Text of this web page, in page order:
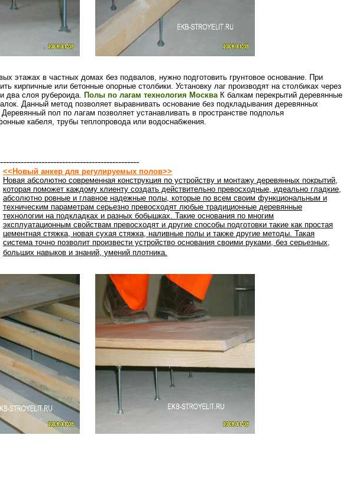
этажах в частных домах без подвалов, нужно подготовить грунтовое основание. При
кирпичные или бетонные опорные столбики. Установку лаг производят на столбиках через
два слоя рубероида. Полы по лагам технология МоскваК балкам перекрытий деревянные
Данный метод позволяет выравнивать основание без подкладывания деревянных
пол по лагам позволяет устанавливать в пространстве подполья
кабеля, трубы теплопровода или водоснабжения.
<<Новый анкер для регулируемых полов>>
Новая абсолютно современная конструкция по устройству и монтажу деревянных покрытий,
которая поможет каждому клиенту создать действительно превосходные, идеально гладкие,
абсолютно ровные и главное надежные полы, которые по всем своим функциональным и
техническим параметрам серьезно превосходят любые традиционные деревянные
технологии на подкладках и разных бобышках. Такие основания по многим
эксплуатационным свойствам превосходят и другие способы подготовки такие как простая
цементная стяжка, новая сухая стяжка, наливные полы и также другие методы. Такая
система точно позволит произвести устройство основания своими руками, без серьезных,
больших навыков и знаний, умений плотника.